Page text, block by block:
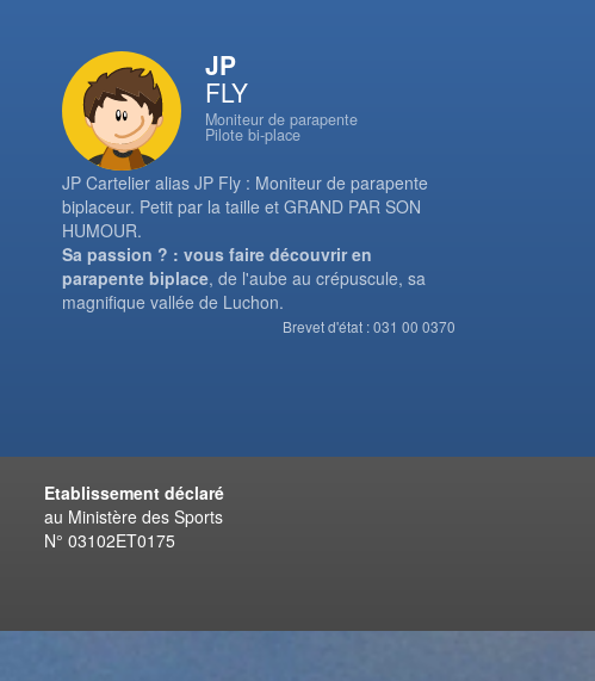
JP
FLY
Moniteur de parapente
Pilote bi-place
JP Cartelier alias JP Fly : Moniteur de parapente
biplaceur. Petit par la taille et GRAND PAR SON
HUMOUR.
Sa passion ? : vous faire découvrir en
parapente biplace, de l'aube au crépuscule, sa
magnifique vallée de Luchon.
Brevet d'état : 031 00 0370
Etablissement déclaré
au Ministère des Sports
N° 03102ET0175